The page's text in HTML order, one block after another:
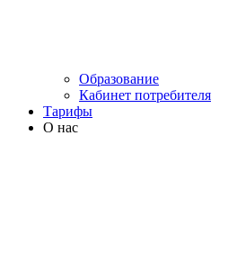
Образование
Кабинет потребителя
Тарифы
О нас